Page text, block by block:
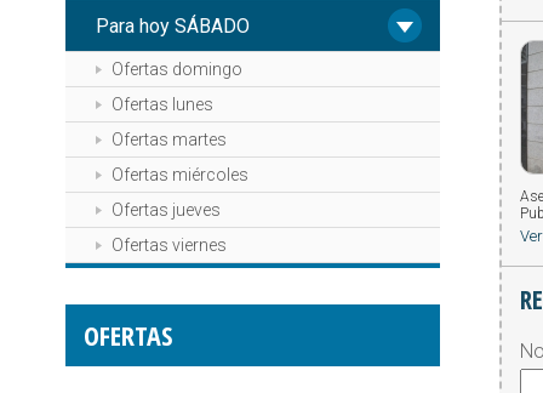
Para hoy SÁBADO
Ofertas domingo
Ofertas lunes
Ofertas martes
Ofertas miércoles
Ofertas jueves
Ofertas viernes
OFERTAS